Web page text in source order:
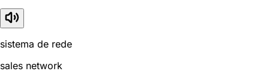
sistema de rede
sales network